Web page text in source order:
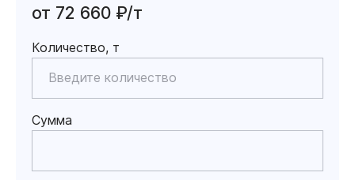
от 72 660 ₽/т
Количество, т
Сумма